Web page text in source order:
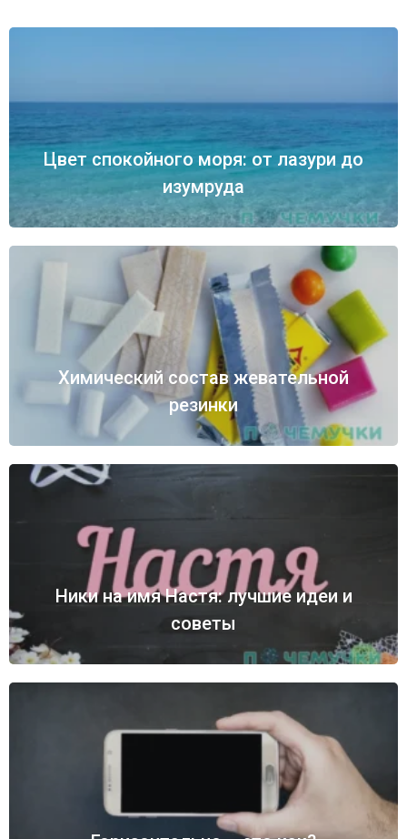
Цвет спокойного моря: от лазури до
изумруда
Химический состав жевательной
резинки
Ники на имя Настя: лучшие идеи и
советы